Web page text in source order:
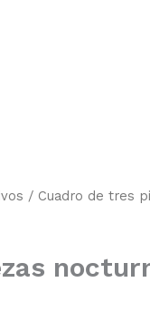
/ Cuadro de tres